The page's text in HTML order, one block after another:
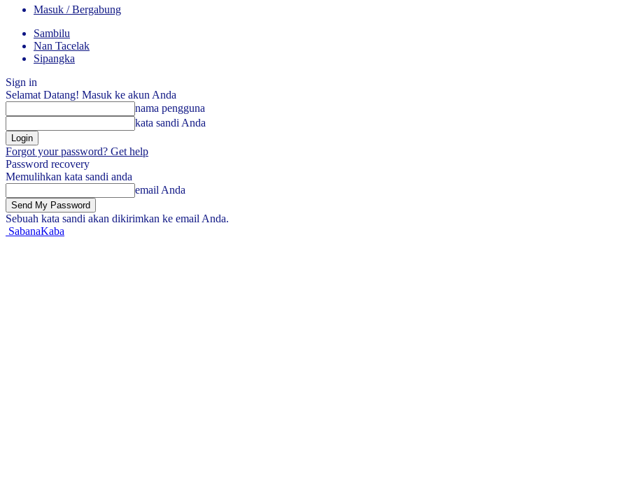
Masuk / Bergabung
Sambilu
Nan Tacelak
Sipangka
Sign in
Selamat Datang! Masuk ke akun Anda
nama pengguna
kata sandi Anda
Forgot your password? Get help
Password recovery
Memulihkan kata sandi anda
email Anda
Sebuah kata sandi akan dikirimkan ke email Anda.
SabanaKaba